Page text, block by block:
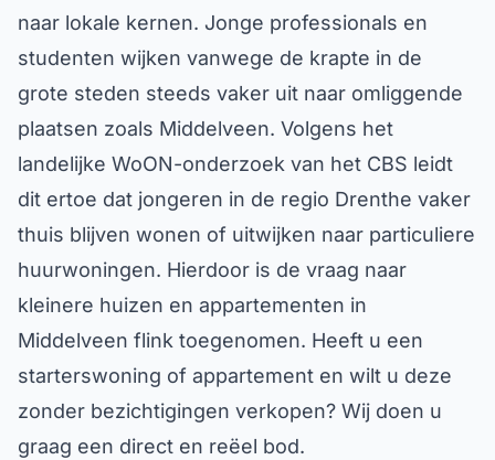
naar lokale kernen. Jonge professionals en
studenten wijken vanwege de krapte in de
grote steden steeds vaker uit naar omliggende
plaatsen zoals Middelveen. Volgens het
landelijke WoON-onderzoek van het CBS leidt
dit ertoe dat jongeren in de regio Drenthe vaker
thuis blijven wonen of uitwijken naar particuliere
huurwoningen. Hierdoor is de vraag naar
kleinere huizen en appartementen in
Middelveen flink toegenomen. Heeft u een
starterswoning of appartement en wilt u deze
zonder bezichtigingen verkopen? Wij doen u
graag een direct en reëel bod.